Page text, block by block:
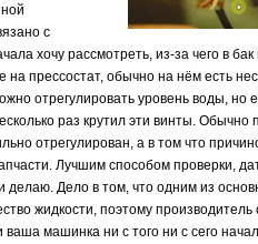
с
хочу рассмотреть, из-за чего в
прессостат, обычно на нём есть
отрегулировать уровень воды, но
раз крутил эти винты. Обычно
отрегулирован, а в том что
Лучшим способом проверки,
делаю. Дело в том, что одним из
жидкости, поэтому производитель
ваша машинка ни с того ни с сего